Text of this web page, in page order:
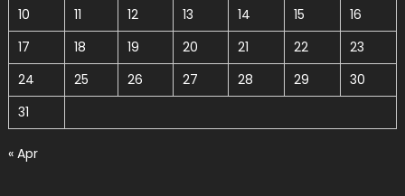
10
11 12 13 14 15
16
17
18 19 20 21 22
23
24
25 26 27 28 29
30
31
« Apr